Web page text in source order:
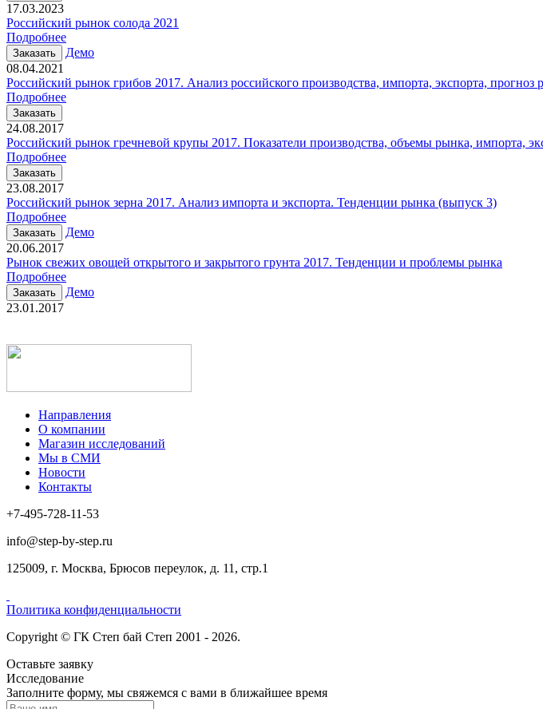
17.03.2023
Российский рынок солода 2021
Подробнее
Заказать
Демо
08.04.2021
Российский рынок грибов 2017. Анализ российского производства, импорта, экспорта, прогноз
Подробнее
Заказать
24.08.2017
Российский рынок гречневой крупы 2017. Показатели производства, объемы рынка, импорта,
Подробнее
Заказать
23.08.2017
Российский рынок зерна 2017. Анализ импорта и экспорта. Тенденции рынка (выпуск 3)
Подробнее
Заказать
Демо
20.06.2017
Рынок свежих овощей открытого и закрытого грунта 2017. Тенденции и проблемы рынка
Подробнее
Заказать
Демо
23.01.2017
Направления
О компании
Магазин исследований
Мы в СМИ
Новости
Контакты
+7-495-728-11-53
info@step-by-step.ru
125009, г. Москва, Брюсов переулок, д. 11, стр.1
Политика конфиденциальности
Copyright © ГК Степ бай Степ 2001 - 2026.
Оставьте заявку
Исследование
Заполните форму, мы свяжемся с вами в ближайшее время